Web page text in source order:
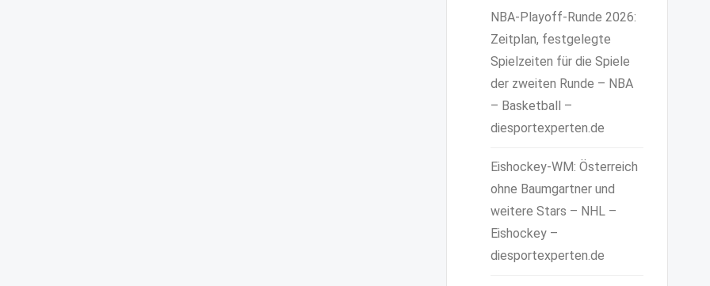
NBA-Playoff-Runde 2026:
Zeitplan, festgelegte
Spielzeiten für die Spiele
der zweiten Runde – NBA
– Basketball –
diesportexperten.de
Eishockey-WM: Österreich
ohne Baumgartner und
weitere Stars – NHL –
Eishockey –
diesportexperten.de